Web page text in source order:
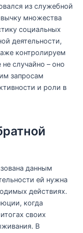
из служебной
множества
социальных
деятельности,
контролируем
случайно – оно
запросам
и роли в
данным
ей нужна
действиях.
когда
своих
В